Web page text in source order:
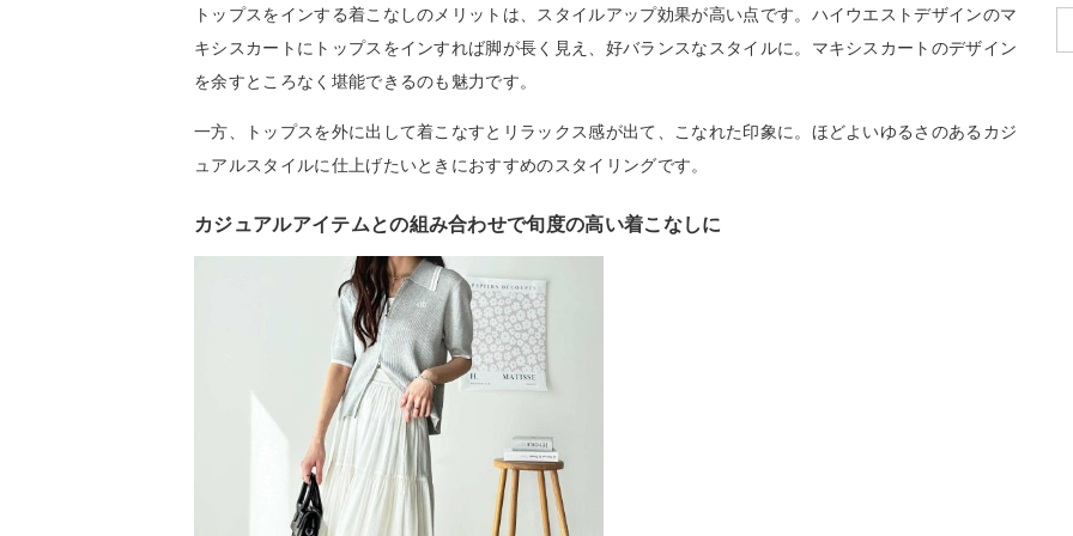
トップスをインする着こなしのメリットは、スタイルアップ効果が高い点です。ハイウエストデザインのマ
キシスカートにトップスをインすれば脚が長く見え、好バランスなスタイルに。マキシスカートのデザイン
を余すところなく堪能できるのも魅力です。
一方、トップスを外に出して着こなすとリラックス感が出て、こなれた印象に。ほどよいゆるさのあるカジ
ュアルスタイルに仕上げたいときにおすすめのスタイリングです。
カジュアルアイテムとの組み合わせで旬度の高い着こなしに